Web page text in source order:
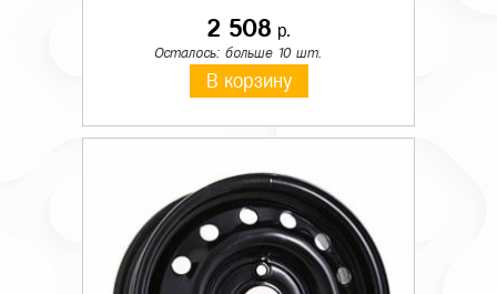
2 508 р.
Осталось: больше 10 шт.
В корзину